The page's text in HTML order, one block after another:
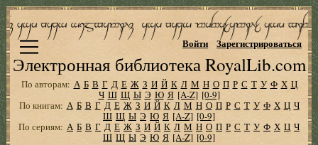
Электронная библиотека RoyalLib.com
Войти Зарегистрироваться
По авторам: А Б В Г Д Е Ж З И Й К Л М Н О П Р С Т У Ф Х Ц
Ч Ш Щ Ы Э Ю Я [A-Z] [0-9]
По книгам: А Б В Г Д Е Ж З И Й К Л М Н О П Р С Т У Ф Х Ц Ч
Ш Щ Ы Э Ю Я [A-Z] [0-9]
По сериям: А Б В Г Д Е Ж З И Й К Л М Н О П Р С Т У Ф Х Ц Ч
Ш Щ Ы Э Ю Я [A-Z] [0-9]